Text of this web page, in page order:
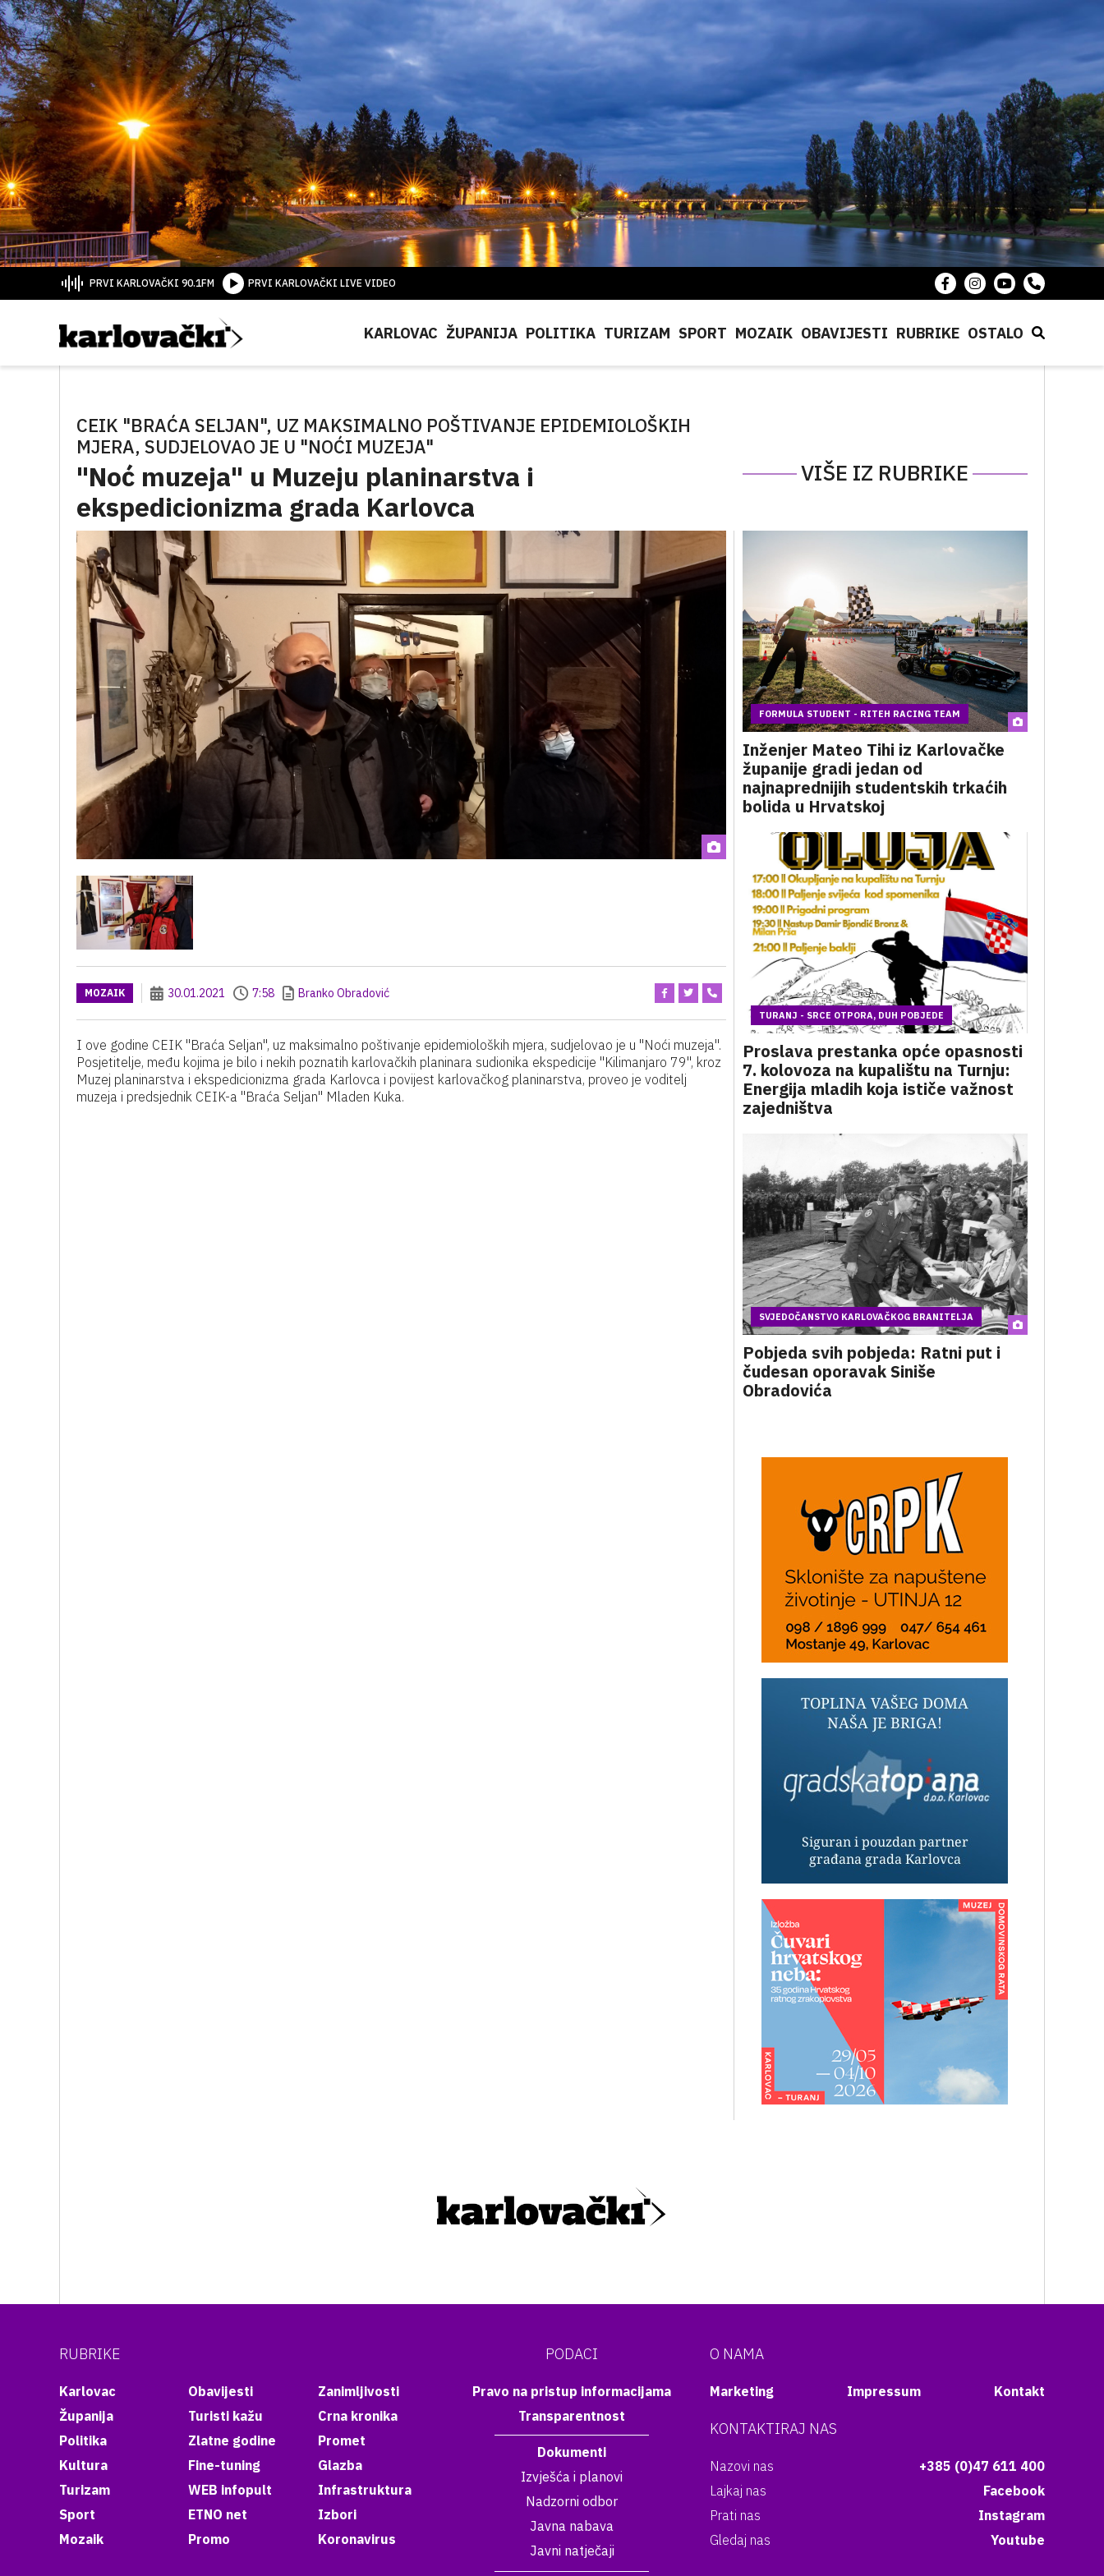
PRVI KARLOVAČKI 90.1FM PRVI KARLOVAČKI LIVE VIDEO
KARLOVAC ŽUPANIJA POLITIKA TURIZAM SPORT MOZAIK OBAVIJESTI RUBRIKE OSTALO
CEIK "BRAĆA SELJAN", UZ MAKSIMALNO POŠTIVANJE EPIDEMIOLOŠKIH
MJERA, SUDJELOVAO JE U "NOĆI MUZEJA"
"Noć muzeja" u Muzeju planinarstva i
ekspedicionizma grada Karlovca
VIŠE IZ RUBRIKE
MOZAIK 30.01.2021 7:58 Branko Obradović
I ove godine CEIK "Braća Seljan", uz maksimalno poštivanje epidemioloških mjera, sudjelovao je u "Noći muzeja".
Posjetitelje, među kojima je bilo i nekih poznatih karlovačkih planinara sudionika ekspedicije "Kilimanjaro 79", kroz
Muzej planinarstva i ekspedicionizma grada Karlovca i povijest karlovačkog planinarstva, proveo je voditelj
muzeja i predsjednik CEIK-a "Braća Seljan" Mladen Kuka.
FORMULA STUDENT - RITEH RACING TEAM
Inženjer Mateo Tihi iz Karlovačke
županije gradi jedan od
najnaprednijih studentskih trkaćih
bolida u Hrvatskoj
TURANJ - SRCE OTPORA, DUH POBJEDE
Proslava prestanka opće opasnosti
7. kolovoza na kupalištu na Turnju:
Energija mladih koja ističe važnost
zajedništva
SVJEDOČANSTVO KARLOVAČKOG BRANITELJA
Pobjeda svih pobjeda: Ratni put i
čudesan oporavak Siniše
Obradovića
RUBRIKE
Karlovac
Županija
Politika
Kultura
Turizam
Sport
Mozaik
Obavijesti
Turisti kažu
Zlatne godine
Fine-tuning
WEB infopult
ETNO net
Promo
Zanimljivosti
Crna kronika
Promet
Glazba
Infrastruktura
Izbori
Koronavirus
PODACI
Pravo na pristup informacijama
Transparentnost
Dokumenti
Izvješća i planovi
Nadzorni odbor
Javna nabava
Javni natječaji
O NAMA
Marketing Impressum Kontakt
KONTAKTIRAJ NAS
Nazovi nas
+385 (0)47 611 400
Lajkaj nas
Facebook
Prati nas
Instagram
Gledaj nas
Youtube